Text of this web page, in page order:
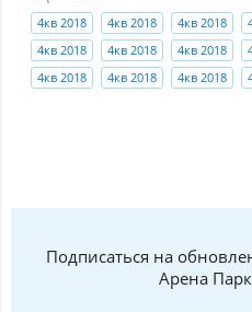
4кв 2018 4кв 2018 4кв 2018
4кв 2018
4кв 2018 4кв 2018
4кв 2018
4кв 2018 4кв 2018
Подписаться на
Арена